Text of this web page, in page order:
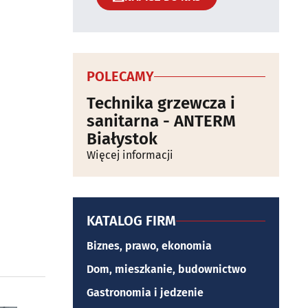
POLECAMY
Technika grzewcza i
sanitarna - ANTERM
Białystok
Więcej informacji
KATALOG FIRM
Biznes, prawo, ekonomia
Dom, mieszkanie, budownictwo
Gastronomia i jedzenie